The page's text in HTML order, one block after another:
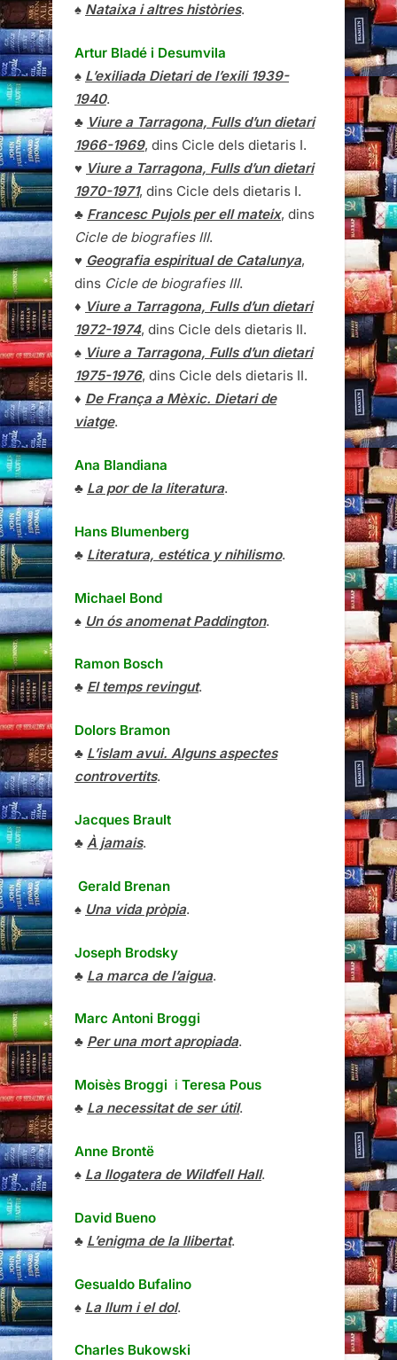
♠ Nataixa i altres històries.
Artur Bladé i Desumvila
♠ L’exiliada Dietari de l’exili 1939-
1940.
♣ Viure a Tarragona, Fulls d’un dietari
1966-1969, dins Cicle dels dietaris I.
♥ Viure a Tarragona, Fulls d’un dietari
1970-1971, dins Cicle dels dietaris I.
♣ Francesc Pujols per ell mateix, dins
Cicle de biografies III.
♥ Geografia espiritual de Catalunya,
dins Cicle de biografies III.
♦ Viure a Tarragona, Fulls d’un dietari
1972-1974, dins Cicle dels dietaris II.
♠ Viure a Tarragona, Fulls d’un dietari
1975-1976, dins Cicle dels dietaris II.
♦ De França a Mèxic. Dietari de
viatge.
Ana Blandiana
♣ La por de la literatura.
Hans Blumenberg
♣ Literatura, estética y nihilismo.
Michael Bond
♠ Un ós anomenat Paddington.
Ramon Bosch
♣ El temps revingut.
Dolors Bramon
♣ L’islam avui. Alguns aspectes
controvertits.
Jacques Brault
♣ À jamais.
Gerald Brenan
♠ Una vida pròpia.
Joseph Brodsky
♣ La marca de l’aigua.
Marc Antoni Broggi
♣ Per una mort apropiada.
Moisès Broggi i Teresa Pous
♣ La necessitat de ser útil.
Anne Brontë
♠ La llogatera de Wildfell Hall.
David Bueno
♣ L’enigma de la llibertat.
Gesualdo Bufalino
♠ La llum i el dol.
Charles Bukowski